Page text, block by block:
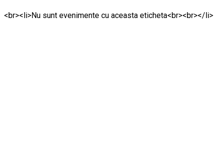
<br><li>Nu sunt evenimente cu aceasta eticheta<br><br></li>